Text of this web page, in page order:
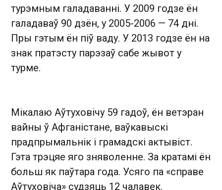
турэмным галадаванні. У 2009 годзе ён
галадаваў 90 дзён, у 2005-2006 — 74 дні.
Пры гэтым ён піў ваду. У 2013 годзе ён на
знак пратэсту парэзаў сабе жывот у
турме.
Мікалаю Аўтуховічу 59 гадоў, ён ветэран
вайны ў Афганістане, ваўкавыскі
прадпрымальнік і грамадскі актывіст.
Гэта трэцяе яго зняволенне. За кратамі ён
больш як паўтара года. Усяго па «справе
Аўтуховіча» судзяць 12 чалавек.